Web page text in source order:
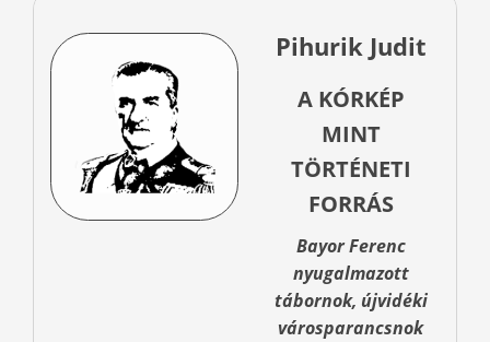
Pihurik Judit
A KÓRKÉP
MINT
TÖRTÉNETI
FORRÁS
Bayor Ferenc
nyugalmazott
tábornok, újvidéki
városparancsnok